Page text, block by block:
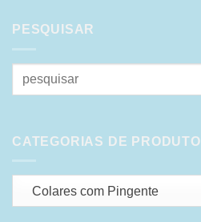
PESQUISAR
Pesquisar
por:
CATEGORIAS DE PRODUTO
Colares com Pingente